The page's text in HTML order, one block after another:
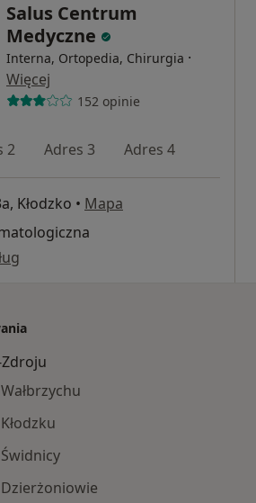
Salus Centrum
Medyczne
Interna, Ortopedia, Chirurgia ·
Więcej
152 opinie
2 Adres 3 Adres 4
Kłodzko • Mapa